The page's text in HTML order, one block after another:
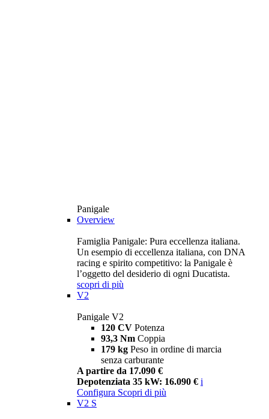
Panigale
Overview
Famiglia Panigale: Pura eccellenza italiana.
Un esempio di eccellenza italiana, con DNA
racing e spirito competitivo: la Panigale è
l’oggetto del desiderio di ogni Ducatista.
scopri di più
V2
Panigale V2
120 CV Potenza
93,3 Nm Coppia
179 kg Peso in ordine di marcia
senza carburante
A partire da 17.090 €
Depotenziata 35 kW: 16.090 € i
Configura Scopri di più
V2 S